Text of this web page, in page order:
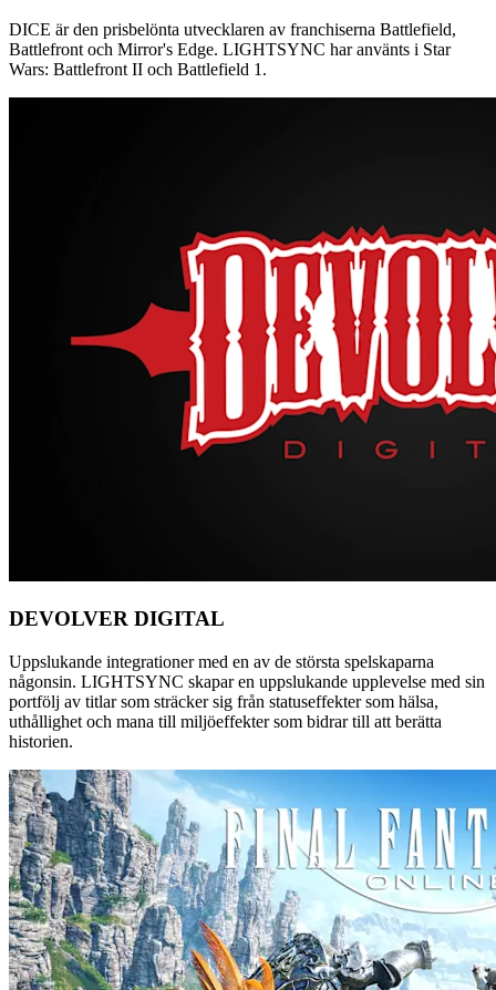
DICE är den prisbelönta utvecklaren av franchiserna Battlefield,
Battlefront och Mirror's Edge. LIGHTSYNC har använts i Star
Wars: Battlefront II och Battlefield 1.
DEVOLVER DIGITAL
Uppslukande integrationer med en av de största spelskaparna
någonsin. LIGHTSYNC skapar en uppslukande upplevelse med sin
portfölj av titlar som sträcker sig från statuseffekter som hälsa,
uthållighet och mana till miljöeffekter som bidrar till att berätta
historien.